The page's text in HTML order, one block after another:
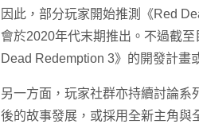
因此，部分玩家開始推測《Red
會於2020年代末期推出。不過截
Dead Redemption 3》的開發計畫
另一方面，玩家社群亦持續討論系
後的故事發展，或採用全新主角與